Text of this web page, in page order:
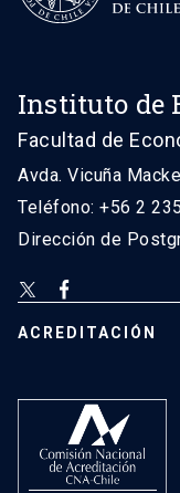
Instituto de
Facultad de
Avda. Vicuña
Teléfono: +56 2
Dirección de
ACREDITACIÓN